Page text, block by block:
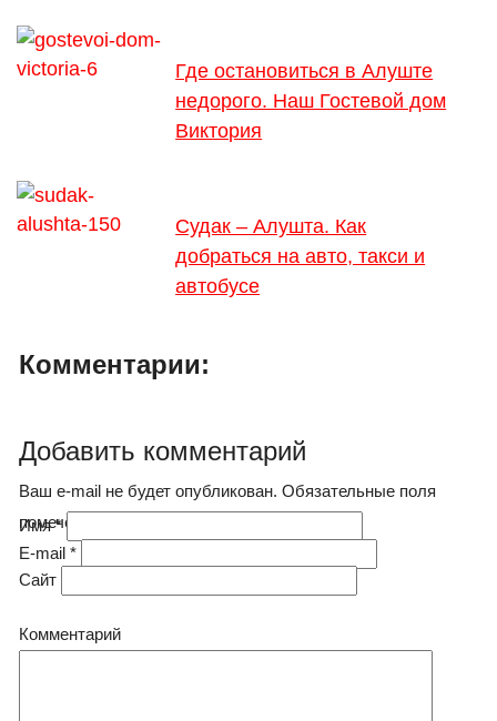
Где остановиться в Алуште
недорого. Наш Гостевой дом
Виктория
Судак – Алушта. Как
добраться на авто, такси и
автобусе
Комментарии:
Добавить комментарий
Ваш e-mail не будет опубликован. Обязательные поля
помечены
Имя*
E-mail*
Сайт
Комментарий